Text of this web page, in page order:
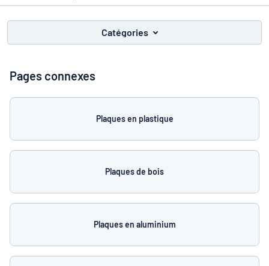
devis
Se
Service
Français
Catégories
Pages connexes
Plaques en plastique
Plaques de bois
Plaques en aluminium